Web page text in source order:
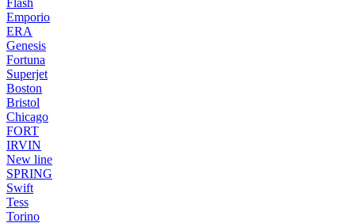
Flash
Emporio
ERA
Genesis
Fortuna
Superjet
Boston
Bristol
Chicago
FORT
IRVIN
New line
SPRING
Swift
Tess
Torino